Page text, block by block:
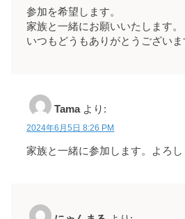
参加を希望します。
家族と一緒にお願いいたします。
いつもどうもありがとうございま
Tama より:
2024年6月5日 8:26 PM
家族と一緒に参加します。よろ